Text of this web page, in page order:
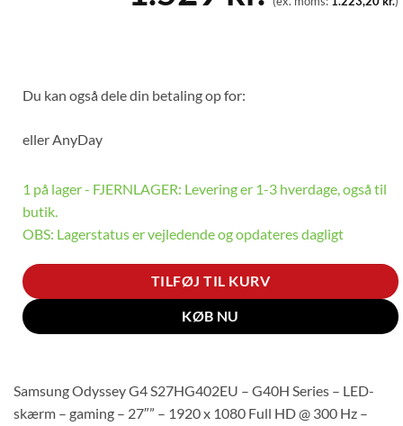
Du kan også dele din betaling op for:
ellerAnyDay
1 på lager - FJERNLAGER: Levering er 1-3 hverdage, også til
butik.
OBS: Lagerstatus er vejledende og opdateres dagligt
TILFØJ TIL KURV
KØB NU
Samsung Odyssey G4 S27HG402EU – G40H Series – LED-
skærm – gaming – 27″” – 1920 x 1080 Full HD @ 300 Hz –